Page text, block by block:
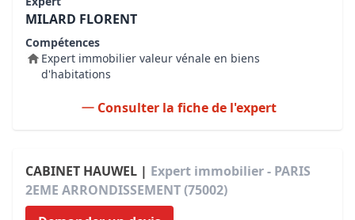
MILARD FLORENT
Compétences
Expert immobilier valeur vénale en biens
d'habitations
Consulter la fiche de l'expert
CABINET HAUWEL | Expert immobilier - PARIS
2EME ARRONDISSEMENT (75002)